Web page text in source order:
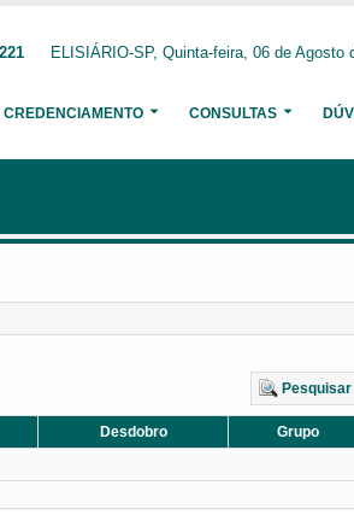
ELISIÁRIO-SP, Quinta-feira, 06 de Agosto
CREDENCIAMENTO CONSULTAS
Pesquisar
Desdobro
Grupo